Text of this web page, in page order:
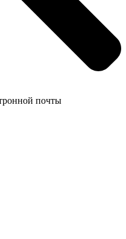
почты